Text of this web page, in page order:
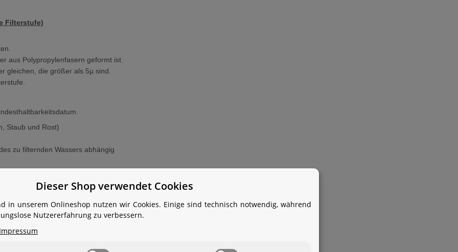
Filterstufe)
aus Polypropylenfasern geformt ist.
gleichen, die größer als 5µ sind.
Staub und Rost)
zu filternden Wassers abhängig
30
Ihr WhatsApp-Kontakt zum
Dieser Shop verwendet Cookies
in unserem Onlineshop nutzen wir Cookies. Einige sind technisch notwendig, während
Nutzererfahrung zu verbessern.
Impressum